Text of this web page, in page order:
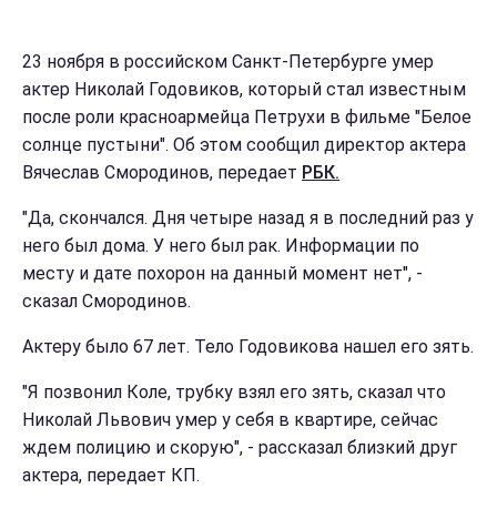
23 ноября в российском Санкт-Петербурге умер
актер Николай Годовиков, который стал известным
после роли красноармейца Петрухи в фильме "Белое
солнце пустыни". Об этом сообщил директор актера
Вячеслав Смородинов, передает РБК.
"Да, скончался. Дня четыре назад я в последний раз у
него был дома. У него был рак. Информации по
месту и дате похорон на данный момент нет", -
сказал Смородинов.
Актеру было 67 лет. Тело Годовикова нашел его зять.
"Я позвонил Коле, трубку взял его зять, сказал что
Николай Львович умер у себя в квартире, сейчас
ждем полицию и скорую", - рассказал близкий друг
актера, передает КП.